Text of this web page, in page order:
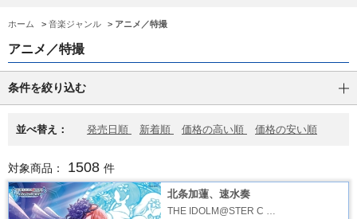
ホーム > 音楽ジャンル > アニメ／特撮
アニメ／特撮
条件を絞り込む
並べ替え： 発売日順 新着順 価格の高い順 価格の安い順
対象商品： 1508 件
北条加蓮、速水奏
THE IDOLM@STER C …